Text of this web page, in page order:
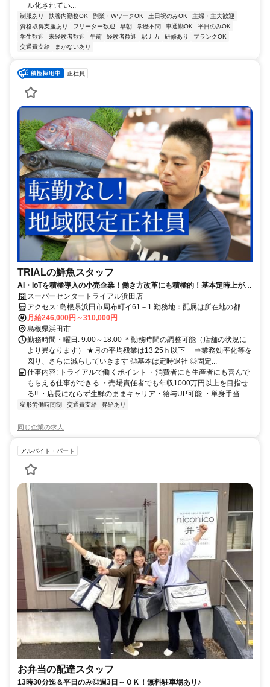
ル化されてい...
制服あり 扶養内勤務OK 副業・WワークOK 土日祝のみOK
主婦・主夫歓迎
資格取得支援あり
フリーター歓迎 早朝 学歴不問 車通勤OK
平日のみOK
学生歓迎
未経験者歓迎 午前 経験者歓迎 駅ナカ 研修あり
ブランクOK
交通費支給
まかないあり
正社員
TRIALの鮮魚スタッフ
AI・IoTを積極導入の小売企業！働き方改革にも積極的！基本定時上が
り！スーパーセンタートライアル浜田店
アクセス: 島根県浜田市周布町イ61－1 勤務地：配属は所在地の都道
府県 ※初任地は最寄りの店舗又は希望エリアを優先し配属します。
※エリア内勤務または全国勤務いずれか希望を選択できます。
月給246,000円～310,000円
島根県浜田市
勤務時間・曜日: 9:00～18:00 ＊勤務時間の調整可能（店舗の状況に
より異なります） ★月の平均残業は13.25ｈ以下 ⇒業務効率化等を
図り、さらに減らしていきます ◎基本は定時退社 ◎固定...
仕事内容: トライアルで働くポイント ・消費者にも生産者にも喜んで
もらえる仕事ができる ・売場責任者でも年収1000万円以上を目指せ
る!! ・店長にならず生鮮のままキャリア・給与UP可能 ・単身手当...
変形労働時間制 交通費支給 昇給あり
同じ企業の求人
アルバイト・パート
お弁当の配達スタッフ
13時30分迄＆平日のみ◎週3日～ＯＫ！無料駐車場あり♪